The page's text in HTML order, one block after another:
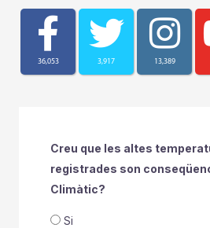
36,053 3,917 13,389
Creu que les altes
registrades son
Climàtic?
Si